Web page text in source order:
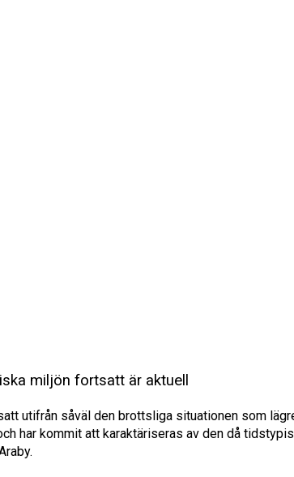
miljön fortsatt är aktuell
utifrån såväl den brottsliga situationen som
har kommit att karaktäriseras av den då